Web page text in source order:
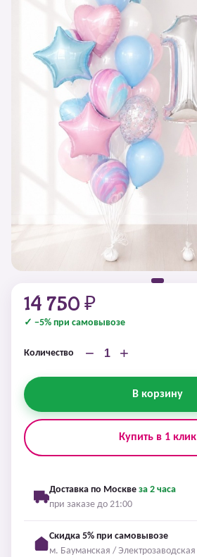
14 750 ₽
✓ −5% при самовывозе
Количество − +
В корзину
Купить в 1 клик
Доставка по Москве за 2 часа
при заказе до 21:00
Скидка 5% при самовывозе
м. Бауманская / Электрозаводская